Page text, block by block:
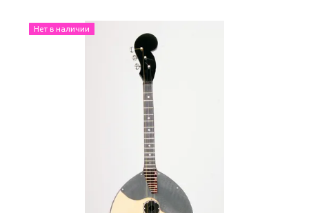
Нет в наличии